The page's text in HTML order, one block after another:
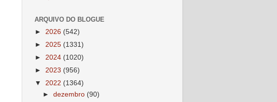
ARQUIVO DO BLOGUE
► 2026 (542)
► 2025 (1331)
► 2024 (1020)
► 2023 (956)
▼ 2022 (1364)
►dezembro (90)